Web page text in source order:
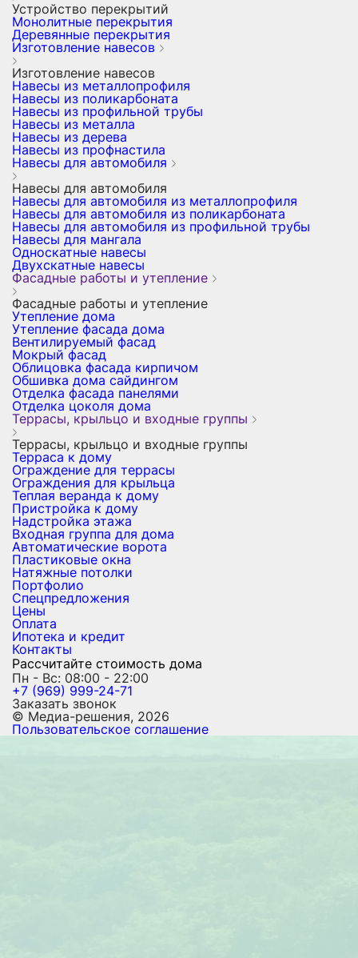
Устройство перекрытий
Монолитные перекрытия
Деревянные перекрытия
Изготовление навесов
Изготовление навесов
Навесы из металлопрофиля
Навесы из поликарбоната
Навесы из профильной трубы
Навесы из металла
Навесы из дерева
Навесы из профнастила
Навесы для автомобиля
Навесы для автомобиля
Навесы для автомобиля из металлопрофиля
Навесы для автомобиля из поликарбоната
Навесы для автомобиля из профильной трубы
Навесы для мангала
Односкатные навесы
Двухскатные навесы
Фасадные работы и утепление
Фасадные работы и утепление
Утепление дома
Утепление фасада дома
Вентилируемый фасад
Мокрый фасад
Облицовка фасада кирпичом
Обшивка дома сайдингом
Отделка фасада панелями
Отделка цоколя дома
Террасы, крыльцо и входные группы
Террасы, крыльцо и входные группы
Терраса к дому
Ограждение для террасы
Ограждения для крыльца
Теплая веранда к дому
Пристройка к дому
Надстройка этажа
Входная группа для дома
Автоматические ворота
Пластиковые окна
Натяжные потолки
Портфолио
Спецпредложения
Цены
Оплата
Ипотека и кредит
Контакты
Рассчитайте стоимость дома
Пн - Вс: 08:00 - 22:00
+7 (969) 999-24-71
Заказать звонок
© Медиа-решения, 2026
Пользовательское соглашение